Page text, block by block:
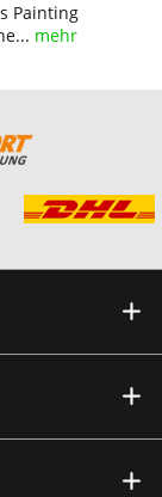
Painting
mehr